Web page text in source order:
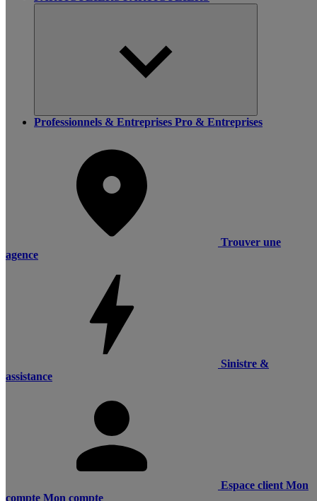
Professionnels & Entreprises Pro & Entreprises
Trouver une
agence
Sinistre &
assistance
Espace client Mon
compte Mon compte